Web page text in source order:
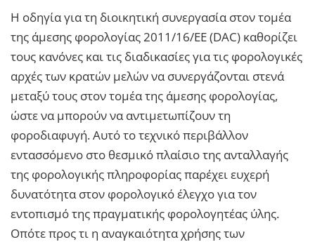
Η οδηγία για τη διοικητική συνεργασία στον τομέα
της άμεσης φορολογίας 2011/16/ΕΕ (DAC) καθορίζει
τους κανόνες και τις διαδικασίες για τις φορολογικές
αρχές των κρατών μελών να συνεργάζονται στενά
μεταξύ τους στον τομέα της άμεσης φορολογίας,
ώστε να μπορούν να αντιμετωπίζουν τη
φοροδιαφυγή. Αυτό το τεχνικό περιβάλλον
εντασσόμενο στο θεσμικό πλαίσιο της ανταλλαγής
της φορολογικής πληροφορίας παρέχει ευχερή
δυνατότητα στον φορολογικό έλεγχο για τον
εντοπισμό της πραγματικής φορολογητέας ύλης.
Οπότε προς τι η αναγκαιότητα χρήσης των